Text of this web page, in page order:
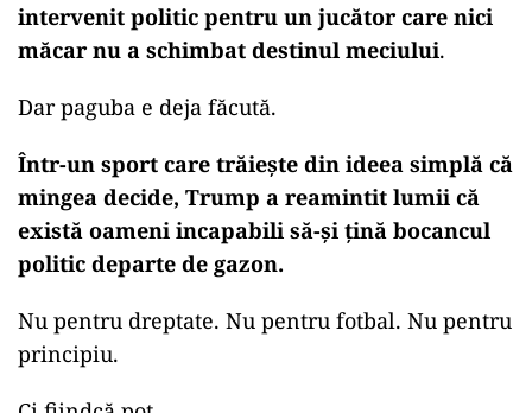
intervenit politic pentru un jucător care nici
măcar nu a schimbat destinul meciului.
Dar paguba e deja făcută.
Într-un sport care trăiește din ideea simplă că
mingea decide, Trump a reamintit lumii că
există oameni incapabili să-și țină bocancul
politic departe de gazon.
Nu pentru dreptate. Nu pentru fotbal. Nu pentru
principiu.